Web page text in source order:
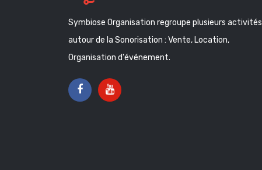
Symbiose Organisation regroupe plusieurs activités
autour de la Sonorisation : Vente, Location,
Organisation d'événement.